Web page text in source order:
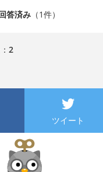
答済み（1件）
2
ツイート